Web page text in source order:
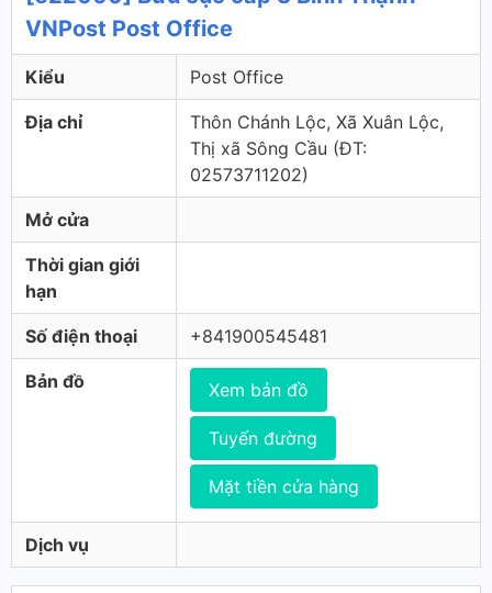
VNPost Post Office
Kiểu Post Office
Địa chỉ
Thôn Chánh Lộc, Xã Xuân Lộc,
Thị xã Sông Cầu (ÐT:
02573711202)
Mở cửa
Thời gian giới
hạn
Số điện thoại +841900545481
Bản đồ Xem bản đồ
Tuyến đường
Mặt tiền cửa hàng
Dịch vụ